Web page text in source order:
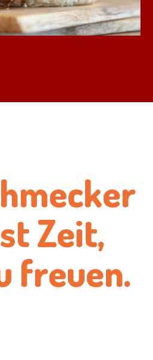
Zeit,
freuen.